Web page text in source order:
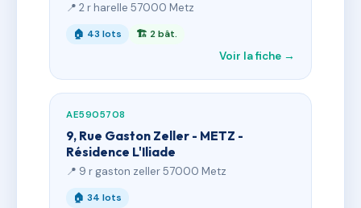
📍 2 r harelle 57000 Metz
🏠 43 lots 🏗 2 bât.
Voir la fiche →
AE5905708
9, Rue Gaston Zeller - METZ -
Résidence L'Iliade
📍 9 r gaston zeller 57000 Metz
🏠 34 lots